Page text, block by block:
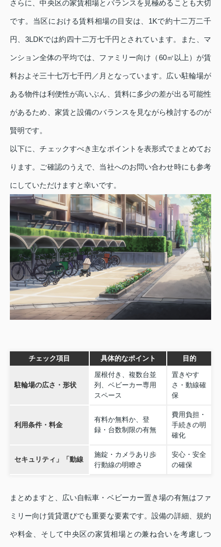
さらに、中央区の家賃相場とバランスを見極めることも大切
です。当区における賃料相場の目安は、1Kで約十二万二千
円、3LDKでは約四十二万七千円とされています。また、マ
ンション全体の平均では、ファミリー向け（60㎡以上）が賃
料およそ三十七万七千円／月となっています。広い駐輪場が
ある物件は利便性が高いぶん、賃料に多少の差が出る可能性
があるため、家賃と設備のバランスを見ながら検討するのが
賢明です。
以下に、チェックすべき主なポイントを表形式でまとめてお
ります。ご確認のうえで、当社へのお問い合わせ時にも参考
にしていただけますと幸いです。
チェック項目 具体的なポイント 目的
駐輪場の広さ・形状
屋根付き、複数台並
列、ベビーカー専用
スペース
置きやす
さ・動線確
保
利用条件・料金
有料か無料か、登
録・台数制限の有無
費用負担・
手続きの明
確化
セキュリティ」「動線
施錠・カメラあり歩
行動線の明瞭さ
安心・安全
の確保
まとめますと、広い自転車・ベビーカー置き場の有無はファ
ミリー向け賃貸選びでも重要な要素です。設備の詳細、規約
や料金、そして中央区の家賃相場との兼ね合いを考慮しつ